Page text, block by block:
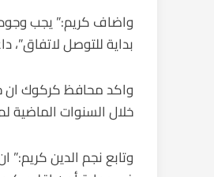
واضاف كريم:” يجب وجود
بداية للتوصل
خلال السنوات الماضية
وتابع نجم الدين